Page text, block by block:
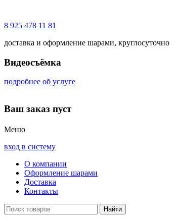
8 925 478 11 81
доставка и оформление шарами, круглосуточно
Видеосъёмка
подробнее об услуге
Ваш заказ пуст
Меню
вход в систему
О компании
Оформление шарами
Доставка
Контакты